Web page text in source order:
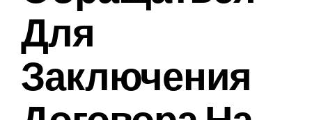
Для
Заключения